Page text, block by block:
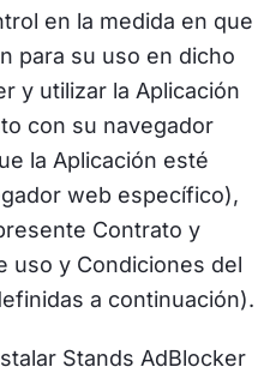
en la medida en que
para su uso en dicho
y utilizar la Aplicación
con su navegador
la Aplicación esté
web específico),
Contrato y
uso y Condiciones del
a continuación).
Stands AdBlocker